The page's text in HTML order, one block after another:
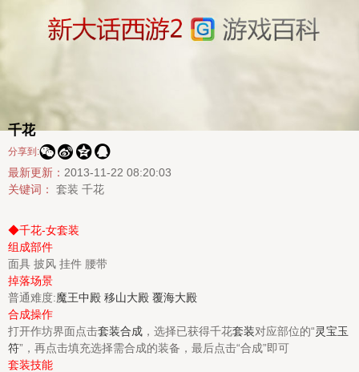
千花
分享到: 
最新更新： 2013-11-22 08:20:03
关键词： 套装 千花
◆千花-女套装
组成部件
面具 披风 挂件 腰带
掉落场景
普通难度:魔王中殿 移山大殿 覆海大殿
合成操作
打开作坊界面点击套装合成 ，选择已获得千花套装对应部位的“灵宝玉
符”，再点击填充选择需合成的装备，最后点击“合成”即可
套装技能